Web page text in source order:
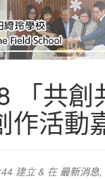
「共
作活動
建立& 在最新消息,